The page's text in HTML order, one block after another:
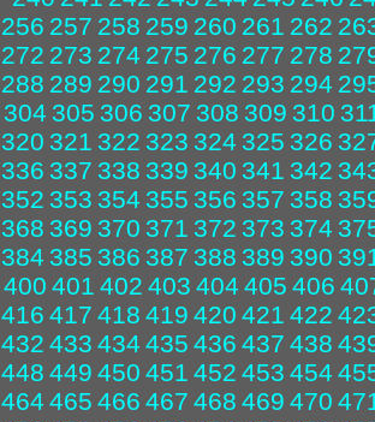
256 257 258 259 260 261 262
272 273 274 275 276 277 278
288 289 290 291 292 293 294
304 305 306 307 308 309 310
320 321 322 323 324 325 326
336 337 338 339 340 341 342
352 353 354 355 356 357 358
368 369 370 371 372 373 374
384 385 386 387 388 389 390
400 401 402 403 404 405 406
416 417 418 419 420 421 422
432 433 434 435 436 437 438
448 449 450 451 452 453 454
464 465 466 467 468 469 470